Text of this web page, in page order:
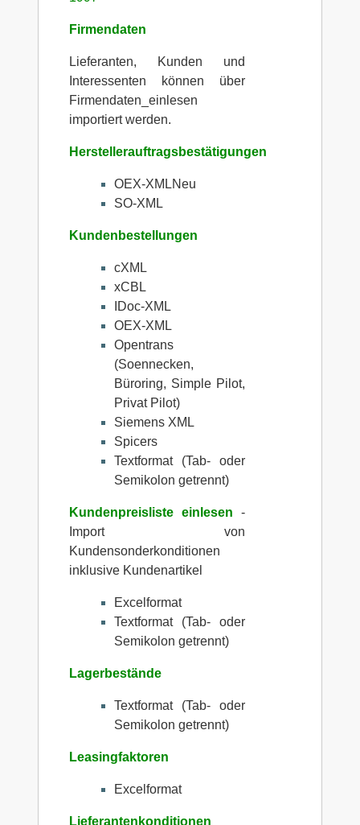
Firmendaten
Lieferanten, Kunden und
Interessenten können über
Firmendaten_einlesen
importiert werden.
Herstellerauftragsbestätigungen
OEX-XMLNeu
SO-XML
Kundenbestellungen
cXML
xCBL
IDoc-XML
OEX-XML
Opentrans
(Soennecken,
Büroring, Simple Pilot,
Privat Pilot)
Siemens XML
Spicers
Textformat (Tab- oder
Semikolon getrennt)
Kundenpreisliste einlesen -
Import von
Kundensonderkonditionen
inklusive Kundenartikel
Excelformat
Textformat (Tab- oder
Semikolon getrennt)
Lagerbestände
Textformat (Tab- oder
Semikolon getrennt)
Leasingfaktoren
Excelformat
Lieferantenkonditionen